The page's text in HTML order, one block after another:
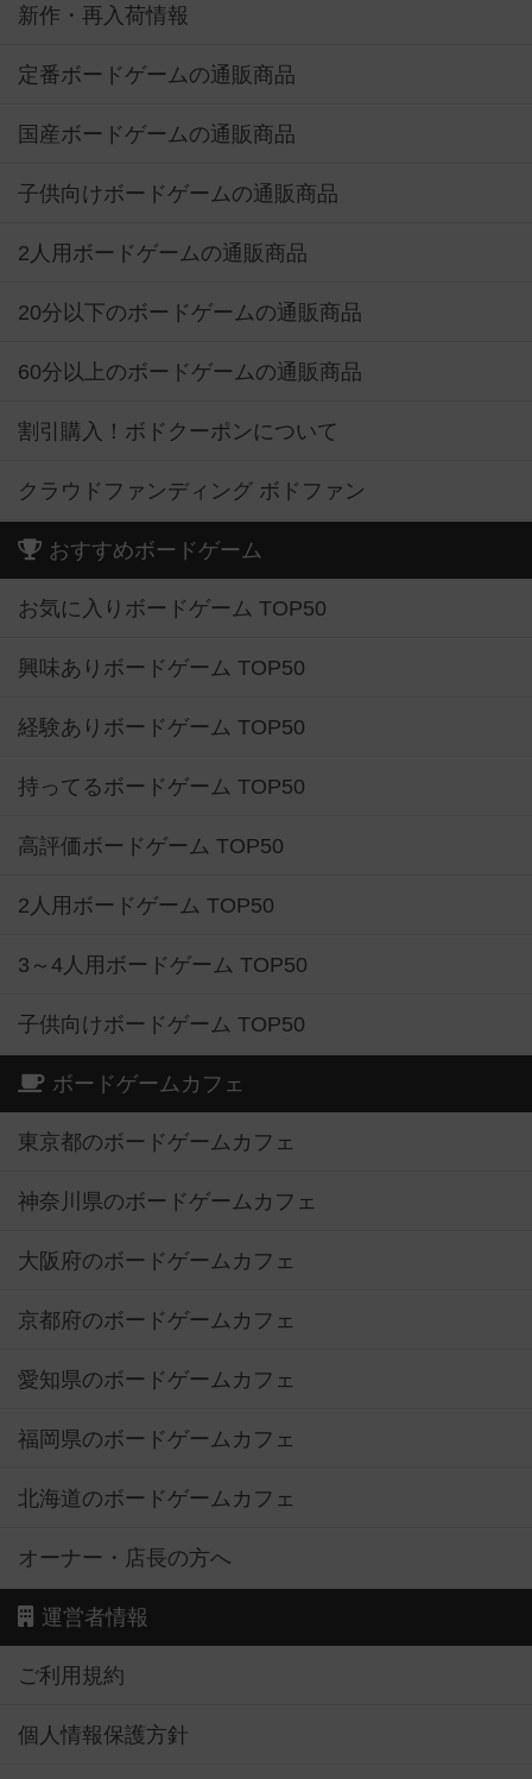
新作・再入荷情報
定番ボードゲームの通販商品
国産ボードゲームの通販商品
子供向けボードゲームの通販商品
2人用ボードゲームの通販商品
20分以下のボードゲームの通販商品
60分以上のボードゲームの通販商品
割引購入！ボドクーポンについて
クラウドファンディング ボドファン
おすすめボードゲーム
お気に入りボードゲーム TOP50
興味ありボードゲーム TOP50
経験ありボードゲーム TOP50
持ってるボードゲーム TOP50
高評価ボードゲーム TOP50
2人用ボードゲーム TOP50
3～4人用ボードゲーム TOP50
子供向けボードゲーム TOP50
ボードゲームカフェ
東京都のボードゲームカフェ
神奈川県のボードゲームカフェ
大阪府のボードゲームカフェ
京都府のボードゲームカフェ
愛知県のボードゲームカフェ
福岡県のボードゲームカフェ
北海道のボードゲームカフェ
オーナー・店長の方へ
運営者情報
ご利用規約
個人情報保護方針